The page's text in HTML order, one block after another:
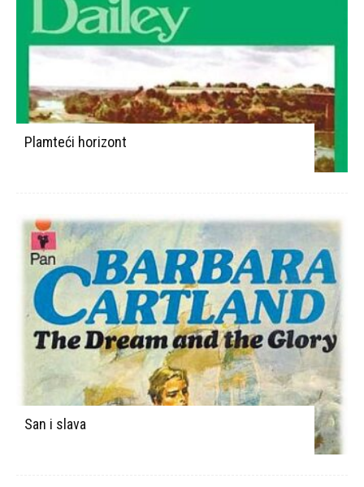
Plamteći horizont
San i slava